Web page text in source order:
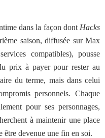
dans la façon dont Hacks
saison, diffusée sur Max
compatibles), pousse
prix à payer pour rester au
du terme, mais dans celui
personnels. Chaque
pour ses personnages,
à maintenir une place
être devenue une fin en soi.